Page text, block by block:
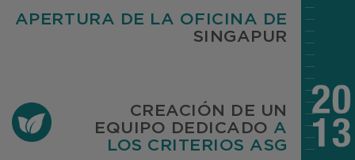
APERTURA DE LA OFICINA DE
SINGAPUR
CREACIÓN DE UN
EQUIPO DEDICADO A
LOS CRITERIOS ASG